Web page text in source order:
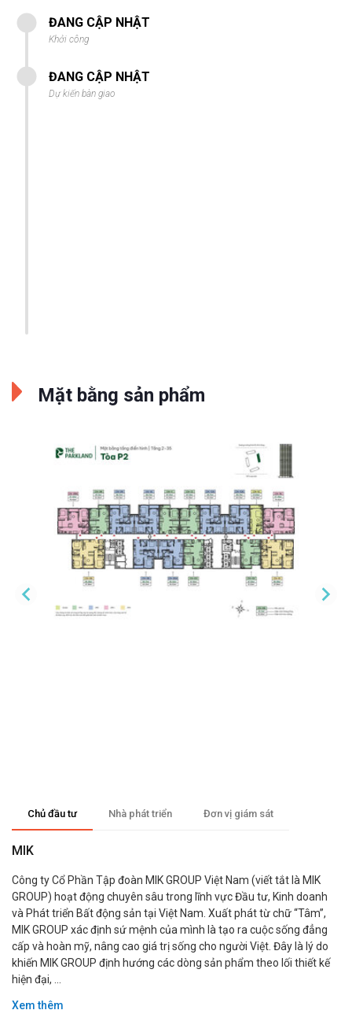
ĐANG CẬP NHẬT
Khởi công
ĐANG CẬP NHẬT
Dự kiến bàn giao
Mặt bằng sản phẩm
Chủ đầu tư Nhà phát triển Đơn vị giám sát
MIK
Công ty Cổ Phần Tập đoàn MIK GROUP Việt Nam (viết tắt là MIK
GROUP) hoạt động chuyên sâu trong lĩnh vực Đầu tư, Kinh doanh
và Phát triển Bất động sản tại Việt Nam. Xuất phát từ chữ “Tâm”,
MIK GROUP xác định sứ mệnh của mình là tạo ra cuộc sống đẳng
cấp và hoàn mỹ, nâng cao giá trị sống cho người Việt. Đây là lý do
khiến MIK GROUP định hướng các dòng sản phẩm theo lối thiết kế
hiện đại, ...
Xem thêm